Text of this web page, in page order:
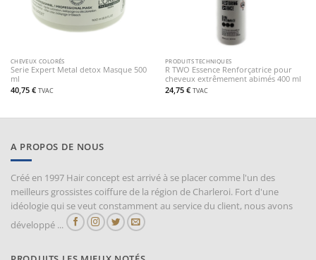
CHEVEUX COLORÉS
Serie Expert Metal detox Masque 500
ml
40,75 € TVAC
PRODUITS TECHNIQUES
R TWO Essence Renforçatrice pour
cheveux extrêmement abimés 400 ml
24,75 € TVAC
A PROPOS DE NOUS
Créé en 1997 Hair concept est arrivé à se placer comme l'un des
meilleurs grossistes coiffure de la région de Charleroi. Fort d'une
idéologie qui se veut constamment au service du client, nous avons
développé ...